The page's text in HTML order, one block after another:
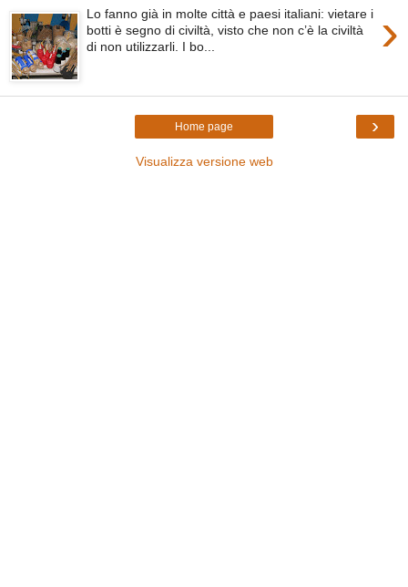
›
Lo fanno già in molte città e paesi italiani: vietare i
botti è segno di civiltà, visto che non c’è la civiltà
di non utilizzarli. I bo...
›
Home page
Visualizza versione web